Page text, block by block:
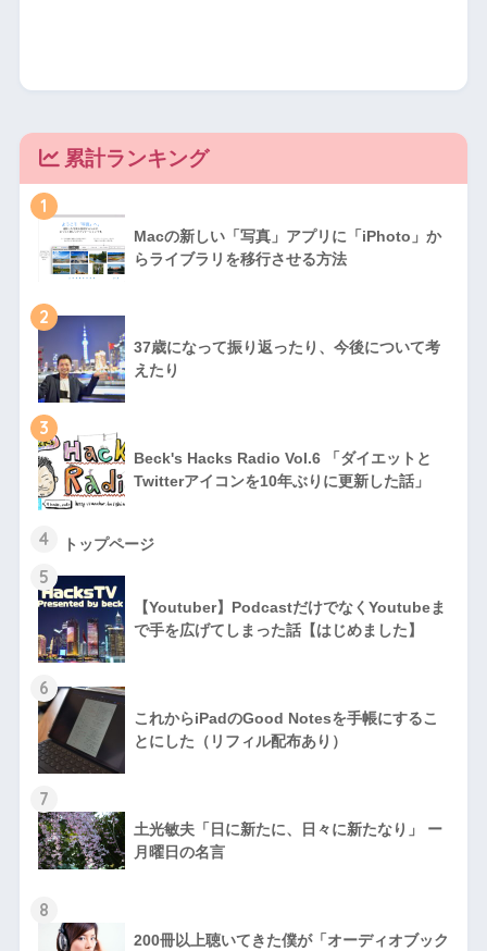
累計ランキング
1
Macの新しい「写真」アプリに「iPhoto」か
らライブラリを移行させる方法
2
37歳になって振り返ったり、今後について考
えたり
3
Beck's Hacks Radio Vol.6 「ダイエットと
Twitterアイコンを10年ぶりに更新した話」
4 トップページ
5
【Youtuber】PodcastだけでなくYoutubeま
で手を広げてしまった話【はじめました】
6
これからiPadのGood Notesを手帳にするこ
とにした（リフィル配布あり）
7
土光敏夫「日に新たに、日々に新たなり」 ー
月曜日の名言
8
200冊以上聴いてきた僕が「オーディオブック